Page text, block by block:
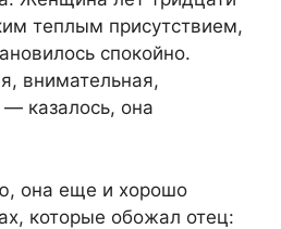
теплым присутствием,
спокойно.
внимательная,
казалось, она
она еще и хорошо
которые обожал отец: